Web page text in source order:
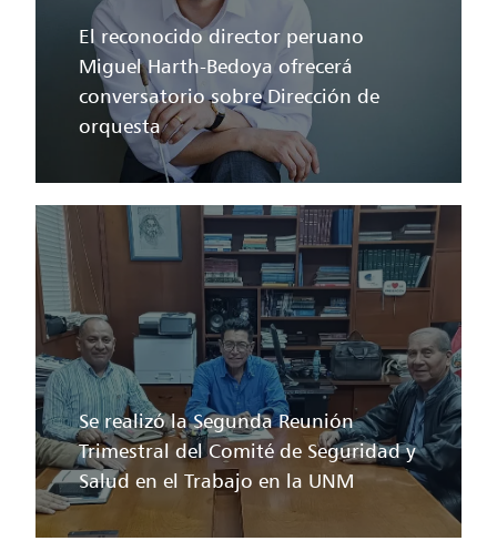
El reconocido director peruano
Miguel Harth-Bedoya ofrecerá
conversatorio sobre Dirección de
orquesta
Se realizó la Segunda Reunión
Trimestral del Comité de Seguridad y
Salud en el Trabajo en la UNM